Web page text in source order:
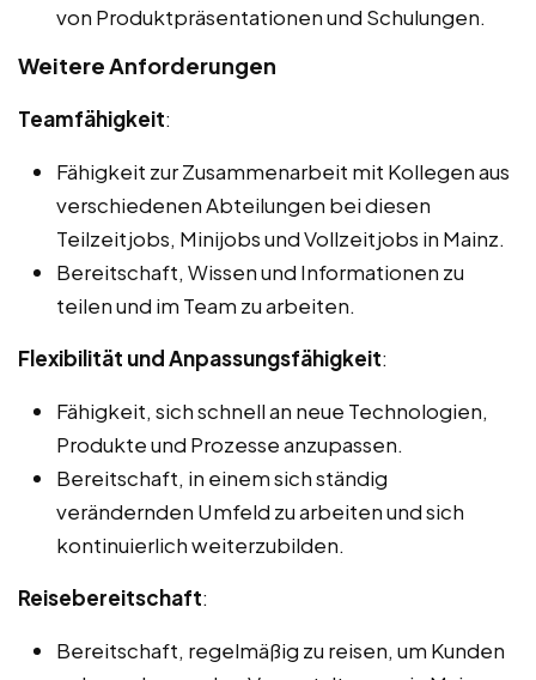
von Produktpräsentationen und Schulungen.
Weitere Anforderungen
Teamfähigkeit:
Fähigkeit zur Zusammenarbeit mit Kollegen aus
verschiedenen Abteilungen bei diesen
Teilzeitjobs, Minijobs und Vollzeitjobs in Mainz.
Bereitschaft, Wissen und Informationen zu
teilen und im Team zu arbeiten.
Flexibilität und Anpassungsfähigkeit:
Fähigkeit, sich schnell an neue Technologien,
Produkte und Prozesse anzupassen.
Bereitschaft, in einem sich ständig
verändernden Umfeld zu arbeiten und sich
kontinuierlich weiterzubilden.
Reisebereitschaft:
Bereitschaft, regelmäßig zu reisen, um Kunden